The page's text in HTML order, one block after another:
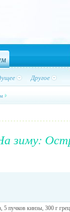
Другое
зиму:
5 пучков кинзы, 300 г